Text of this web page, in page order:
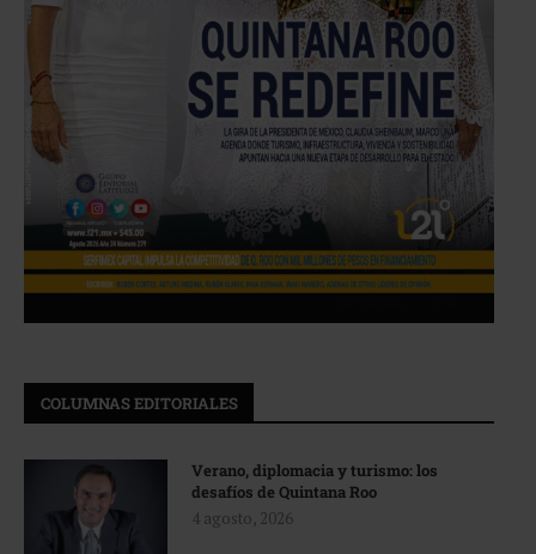
COLUMNAS EDITORIALES
Verano, diplomacia y turismo: los
desafíos de Quintana Roo
4 agosto, 2026